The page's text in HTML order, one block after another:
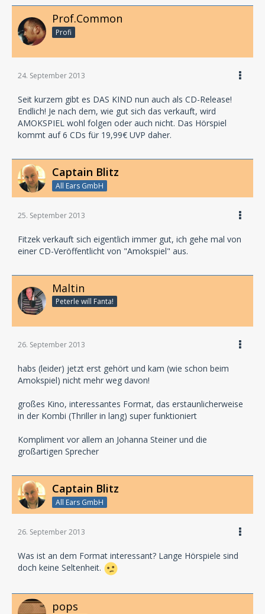
Prof.Common
Profi
24. September 2013
Seit kurzem gibt es DAS KIND nun auch als CD-Release!
Endlich! Je nach dem, wie gut sich das verkauft, wird
AMOKSPIEL wohl folgen oder auch nicht. Das Hörspiel
kommt auf 6 CDs für 19,99€ UVP daher.
Captain Blitz
All Ears GmbH
25. September 2013
Fitzek verkauft sich eigentlich immer gut, ich gehe mal von
einer CD-Veröffentlicht von "Amokspiel" aus.
Maltin
Peterle will Fanta!
26. September 2013
habs (leider) jetzt erst gehört und kam (wie schon beim
Amokspiel) nicht mehr weg davon!
großes Kino, interessantes Format, das erstaunlicherweise
in der Kombi (Thriller in lang) super funktioniert
Kompliment vor allem an Johanna Steiner und die
großartigen Sprecher
Captain Blitz
All Ears GmbH
26. September 2013
Was ist an dem Format interessant? Lange Hörspiele sind
doch keine Seltenheit.
pops